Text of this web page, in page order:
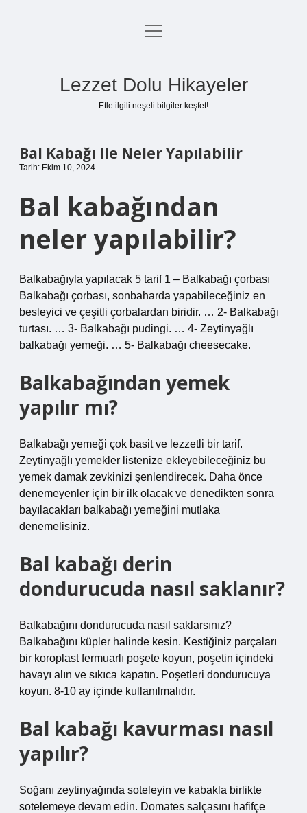
Anasayfa
menüyü
Lezzet Dolu Hikayeler
Etle ilgili neşeli bilgiler keşfet!
Bal Kabağı Ile Neler Yapılabilir
Tarih: Ekim 10, 2024
Bal kabağından
neler yapılabilir?
Balkabağıyla yapılacak 5 tarif 1 – Balkabağı çorbası
Balkabağı çorbası, sonbaharda yapabileceğiniz en
besleyici ve çeşitli çorbalardan biridir. … 2- Balkabağı
turtası. … 3- Balkabağı pudingi. … 4- Zeytinyağlı
balkabağı yemeği. … 5- Balkabağı cheesecake.
Balkabağından yemek
yapılır mı?
Balkabağı yemeği çok basit ve lezzetli bir tarif.
Zeytinyağlı yemekler listenize ekleyebileceğiniz bu
yemek damak zevkinizi şenlendirecek. Daha önce
denemeyenler için bir ilk olacak ve denedikten sonra
bayılacakları balkabağı yemeğini mutlaka
denemelisiniz.
Bal kabağı derin
dondurucuda nasıl saklanır?
Balkabağını dondurucuda nasıl saklarsınız?
Balkabağını küpler halinde kesin. Kestiğiniz parçaları
bir koroplast fermuarlı poşete koyun, poşetin içindeki
havayı alın ve sıkıca kapatın. Poşetleri dondurucuya
koyun. 8-10 ay içinde kullanılmalıdır.
Bal kabağı kavurması nasıl
yapılır?
Soğanı zeytinyağında soteleyin ve kabakla birlikte
sotelemeye devam edin. Domates salçasını hafifçe